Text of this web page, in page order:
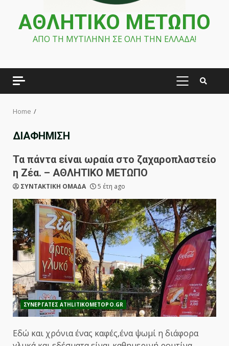
ΑΘΛΗΤΙΚΟ ΜΕΤΩΠΟ
ΑΠΟ ΤΗ ΜΥΤΙΛΗΝΗ ΣΕ ΟΛΗ ΤΗΝ ΕΛΛΑΔΑ!
PRIMARY
Home
ΔΙΑΦΗΜΙΣΗ
Τα πάντα είναι ωραία στο ζαχαροπλαστείο
η Ζέα. – ΑΘΛΗΤΙΚΟ ΜΕΤΩΠΟ
ΣΥΝΤΑΚΤΙΚΗ ΟΜΑΔΑ 5 έτη ago
ΣΥΝΕΡΓΑΤΕΣ ATHLITIKOMETOPO.GR
Εδώ και χρόνια ένας καφές,ένα ψωμί η διάφορα